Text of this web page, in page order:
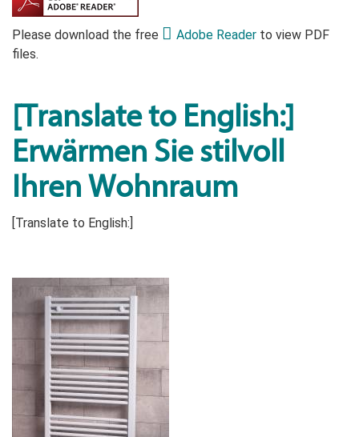
Please download the free Adobe Reader to view PDF
files.
[Translate to English:]
Erwärmen Sie stilvoll
Ihren Wohnraum
[Translate to English:]